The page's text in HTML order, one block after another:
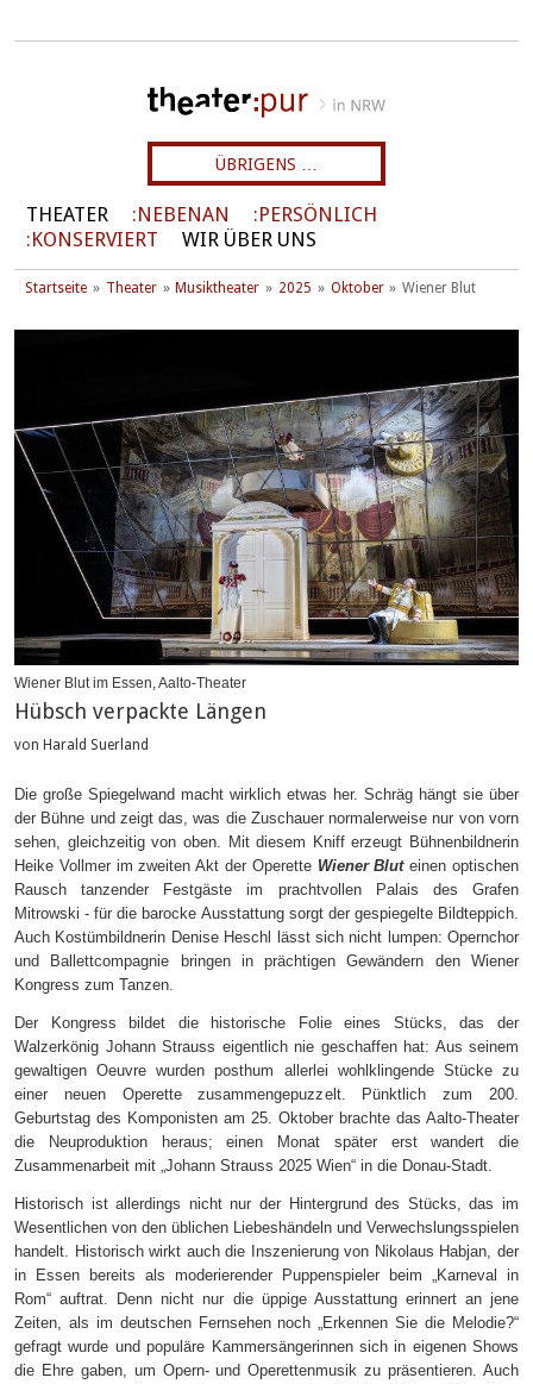
ÜBRIGENS …
THEATER NEBENAN
PERSÖNLICH
KONSERVIERT
WIR ÜBER UNS
Startseite Theater Musiktheater 2025 Oktober Wiener Blut
Wiener Blut im Essen, Aalto-Theater
Hübsch verpackte Längen
von Harald Suerland
Die große Spiegelwand macht wirklich etwas her. Schräg hängt sie über
der Bühne und zeigt das, was die Zuschauer normalerweise nur von vorn
sehen, gleichzeitig von oben. Mit diesem Kniff erzeugt Bühnenbildnerin
Heike Vollmer im zweiten Akt der Operette Wiener Blut einen optischen
Rausch tanzender Festgäste im prachtvollen Palais des Grafen
Mitrowski - für die barocke Ausstattung sorgt der gespiegelte Bildteppich.
Auch Kostümbildnerin Denise Heschl lässt sich nicht lumpen: Opernchor
und Ballettcompagnie bringen in prächtigen Gewändern den Wiener
Kongress zum Tanzen.
Der Kongress bildet die historische Folie eines Stücks, das der
Walzerkönig Johann Strauss eigentlich nie geschaffen hat: Aus seinem
gewaltigen Oeuvre wurden posthum allerlei wohlklingende Stücke zu
einer neuen Operette zusammengepuzzelt. Pünktlich zum 200.
Geburtstag des Komponisten am 25. Oktober brachte das Aalto-Theater
die Neuproduktion heraus; einen Monat später erst wandert die
Zusammenarbeit mit „Johann Strauss 2025 Wien“ in die Donau-Stadt.
Historisch ist allerdings nicht nur der Hintergrund des Stücks, das im
Wesentlichen von den üblichen Liebeshändeln und Verwechslungsspielen
handelt. Historisch wirkt auch die Inszenierung von Nikolaus Habjan, der
in Essen bereits als moderierender Puppenspieler beim „Karneval in
Rom“ auftrat. Denn nicht nur die üppige Ausstattung erinnert an jene
Zeiten, als im deutschen Fernsehen noch „Erkennen Sie die Melodie?“
gefragt wurde und populäre Kammersängerinnen sich in eigenen Shows
die Ehre gaben, um Opern- und Operettenmusik zu präsentieren. Auch